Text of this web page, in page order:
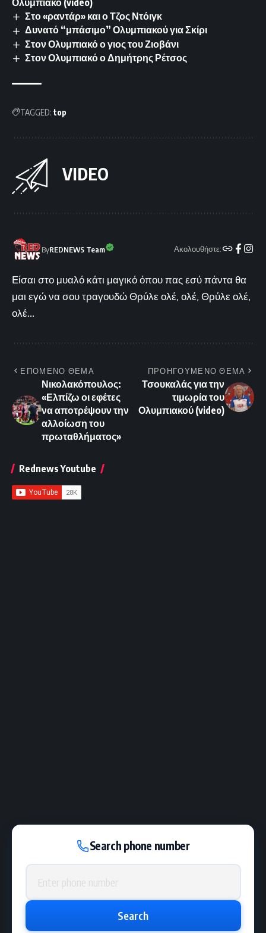
Ολυμπιακό (video)
Στο «ραντάρ» και ο Τζος Ντόιγκ
Δυνατό “μπάσιμο” Ολυμπιακού για Σκίρι
Στον Ολυμπιακό ο γιος του Ζιοβάνι
Στον Ολυμπιακό ο Δημήτρης Ρέτσος
TAGGED: top
VIDEO
ByREDNEWS Team Ακολουθήστε:
Είσαι στο μυαλό κάτι μαγικό όπου πας εσύ πάντα θα
μαι εγώ να σου τραγουδώ Θρύλε ολέ, ολέ, Θρύλε ολέ,
ολέ...
ΕΠΟΜΕΝΟ ΘΕΜΑ
Νικολακόπουλος:
«Ελπίζω οι εφέτες
να αποτρέψουν την
αλλοίωση του
πρωταθλήματος»
ΠΡΟΗΓΟΥΜΕΝΟ ΘΕΜΑ
Τσουκαλάς για την
τιμωρία του
Ολυμπιακού (video)
Rednews Youtube
Search phone number
Phone number
Search